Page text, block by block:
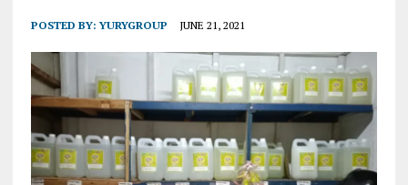
POSTED BY:YURYGROUP JUNE 21, 2021